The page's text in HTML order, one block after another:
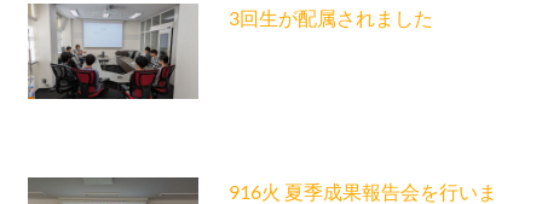
3回生が配属されました
916火 夏季成果報告会を行いま